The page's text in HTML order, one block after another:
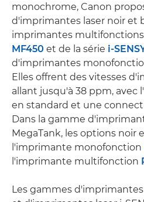
monochrome, Canon
d'imprimantes laser noir et
imprimantes multifonctions
MF450 et de la série i-
d'imprimantes
Elles offrent des vitesses
allant jusqu'à 38 ppm, avec
en standard et une
Dans la gamme
MegaTank, les options noir
l'imprimante monofonction
l'imprimante multifonction
Les gammes d'imprimantes